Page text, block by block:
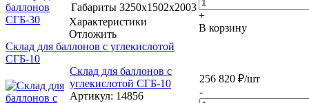
Габариты 3250х1502х2003
Характеристики
Отложить
+
В корзину
Склад для баллонов с углекислотой
СГБ-10
Склад для баллонов с
углекислотой СГБ-10
Артикул: 14856
256 820 ₽/шт
-